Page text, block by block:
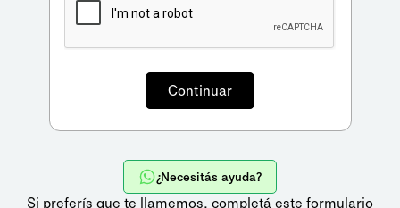
¿Necesitás ayuda?
Si preferís que te llamemos, completá este formulario